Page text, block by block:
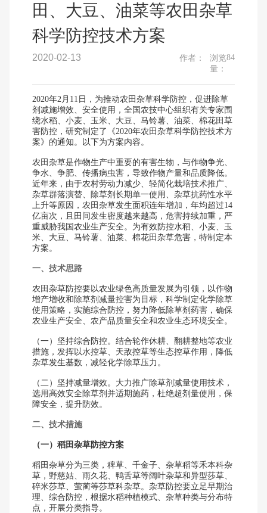
田、大豆、油菜等农田杂草
科学防控技术方案
2020-02-13 作者：
浏览
量：
84
2020年2月11日，为推动农田杂草科学防控，促进除草
剂减施增效、安全使用，全国农技中心组织有关专家围
绕水稻、小麦、玉米、大豆、马铃薯、油菜、棉花田草
害防控，研究制定了《2020年农田杂草科学防控技术方
案》的通知。以下为方案内容。
农田杂草是作物生产中重要的有害生物，与作物争光、
争水、争肥、传播病虫害，导致作物产量和品质降低。
近年来，由于农村劳动力减少、轻简化栽培技术推广、
杂草群落演替、除草剂长期单一使用、杂草抗药性水平
上升等原因，农田杂草发生面积连年增加，年均超过14
亿亩次，且田间发生密度越来越高，危害持续加重，严
重威胁我国农业生产安全。为有效防控水稻、小麦、玉
米、大豆、马铃薯、油菜、棉花田杂草危害，特制定本
方案。
一、技术思路
农田杂草防控要以农业绿色高质量发展为引领，以作物
增产增收和除草剂减量控害为目标，科学制定化学除草
使用策略，实施综合防控，努力降低除草剂药害，确保
农业生产安全、农产品质量安全和农业生态环境安全。
（一）坚持综合防控。结合轮作休耕、翻耕整地等农业
措施，发挥以水控草、天敌控草等生态控草作用，降低
杂草发生基数，减轻化学除草压力。
（二）坚持减量增效。大力推广除草剂减量使用技术，
选用高效安全除草剂并适期施药，杜绝超剂量使用，保
障安全，提升防效。
二、技术措施
（一）稻田杂草防控方案
稻田杂草分为三类，稗草、千金子、杂草稻等禾本科杂
草，野慈姑、雨久花、鸭舌草等阔叶杂草和异型莎草、
碎米莎草、萤蔺等莎草科杂草。杂草防控要立足早期治
理、综合防控，根据水稻种植模式、杂草种类与分布特
点，开展分类指导。